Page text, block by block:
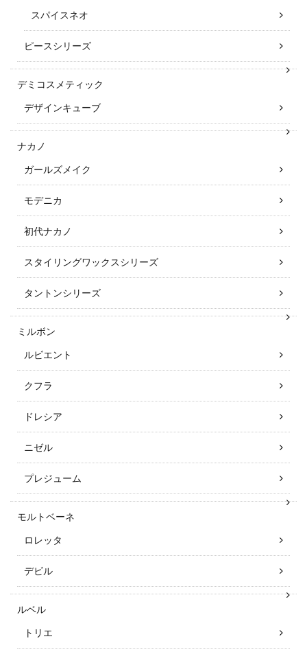
スパイスネオ
ピースシリーズ
デミコスメティック
デザインキューブ
ナカノ
ガールズメイク
モデニカ
初代ナカノ
スタイリングワックスシリーズ
タントンシリーズ
ミルボン
ルビエント
クフラ
ドレシア
ニゼル
プレジューム
モルトベーネ
ロレッタ
デビル
ルベル
トリエ